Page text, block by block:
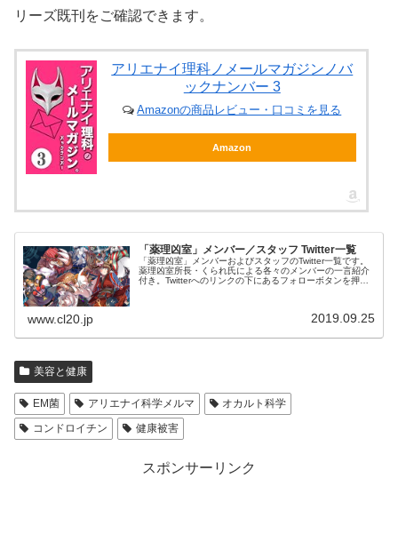
リーズ既刊をご確認できます。
アリエナイ理科ノメールマガジンノバ
ックナンバー 3
Amazonの商品レビュー・口コミを見る
Amazon
「薬理凶室」メンバー／スタッフ Twitter一覧
「薬理凶室」メンバーおよびスタッフのTwitter一覧です。
薬理凶室所長・くられ氏による各々のメンバーの一言紹介
付き。Twitterへのリンクの下にあるフォローボタンを押す
www.cl20.jp 2019.09.25
美容と健康
EM菌 アリエナイ科学メルマ
オカルト科学
コンドロイチン
健康被害
スポンサーリンク